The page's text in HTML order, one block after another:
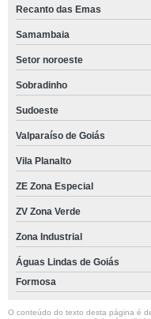
Recanto das Emas
Samambaia
Setor noroeste
Sobradinho
Sudoeste
Valparaíso de Goiás
Vila Planalto
ZE Zona Especial
ZV Zona Verde
Zona Industrial
Águas Lindas de Goiás
Formosa
O conteúdo do texto desta página é